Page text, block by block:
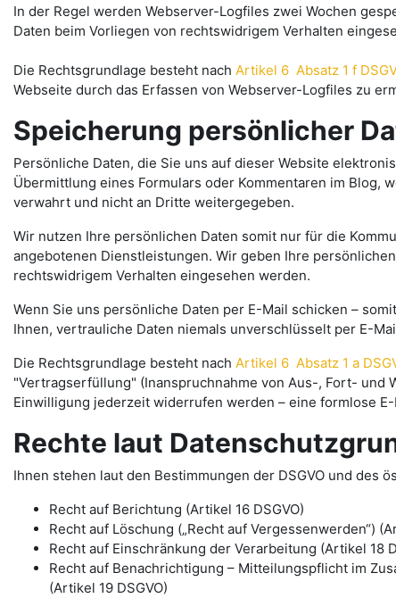
In der Regel werden Webserver-Logfiles zwei Wochen
Daten beim Vorliegen von rechtswidrigem Verhalten
Die Rechtsgrundlage besteht nach Artikel 6 Absatz 1 f
Webseite durch das Erfassen von Webserver-Logfiles zu
Speicherung persönlicher
Persönliche Daten, die Sie uns auf dieser Website
Übermittlung eines Formulars oder Kommentaren im Blog,
verwahrt und nicht an Dritte weitergegeben.
Wir nutzen Ihre persönlichen Daten somit nur für die
angebotenen Dienstleistungen. Wir geben Ihre
rechtswidrigem Verhalten eingesehen werden.
Wenn Sie uns persönliche Daten per E-Mail schicken –
Ihnen, vertrauliche Daten niemals unverschlüsselt per E-
Die Rechtsgrundlage besteht nach Artikel 6 Absatz 1 a
"Vertragserfüllung" (Inanspruchnahme von Aus-, Fort- und
Einwilligung jederzeit widerrufen werden – eine formlose
Rechte laut
Ihnen stehen laut den Bestimmungen der DSGVO und des
Recht auf Berichtung (Artikel 16 DSGVO)
Recht auf Löschung („Recht auf Vergessenwerden“)
Recht auf Einschränkung der Verarbeitung (Artikel 18
Recht auf Benachrichtigung – Mitteilungspflicht im
(Artikel 19 DSGVO)